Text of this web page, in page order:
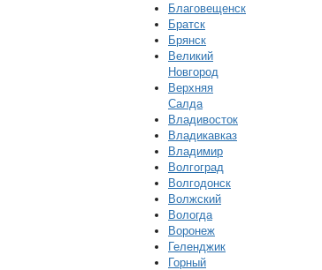
Благовещенск
Братск
Брянск
Великий
Новгород
Верхняя
Салда
Владивосток
Владикавказ
Владимир
Волгоград
Волгодонск
Волжский
Вологда
Воронеж
Геленджик
Горный